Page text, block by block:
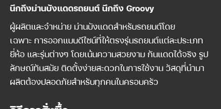
นึกถึงม่านบังแดดรถยนต์ นึกถึง Groovy
ผู้ผลิตและจำหน่าย ม่านบังแดดสำหรับรถยนต์โดย
เฉพาะ การออกแบบดีไซน์ที่ให้ตรงรุ่นรถยนต์แต่ละประเภท
ยี่ห้อ และรุ่นต่างๆ โดยเน้นความสวยงาม กันแดดได้จริง รูป
ลักษณ์ทันสมัย ติดตั้งง่ายสะดวกในการใช้งาน วัสดุที่นำมา
ผลิตต้องปลอดภัยสำหรับทุกคนในครอบครัว